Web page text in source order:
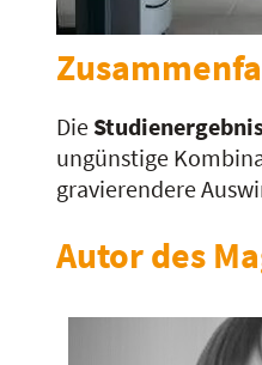
Die
ungünstige
gravierendere
Autor des